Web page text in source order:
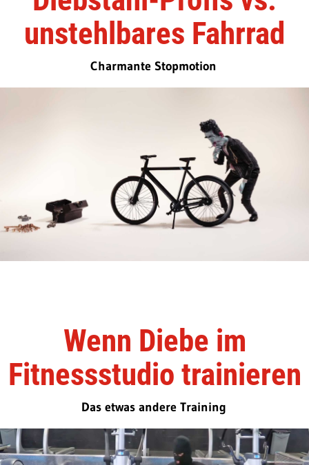
unstehlbares Fahrrad
Charmante Stopmotion
Wenn Diebe im
Fitnessstudio trainieren
Das etwas andere Training